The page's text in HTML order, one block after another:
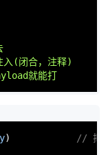
入(闭合，注释)
就能打
) // 把